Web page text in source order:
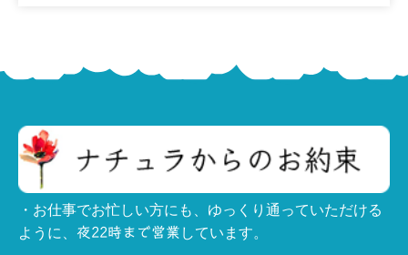
・お仕事でお忙しい方にも、ゆっくり通っていただける
ように、
夜22時まで営業 しています。